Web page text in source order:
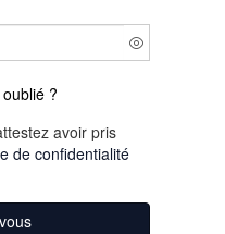
?
avoir pris
de confidentialité